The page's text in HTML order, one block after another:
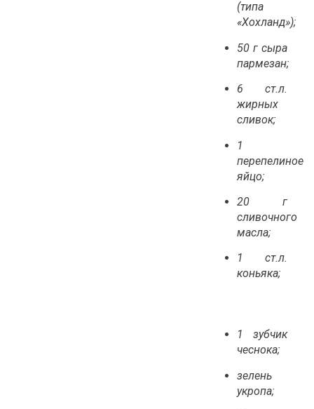
(типа
«Хохланд»);
50 г сыра
пармезан;
6 ст.л.
жирных
сливок;
1
перепелиное
яйцо;
20 г
сливочного
масла;
1 ст.л.
коньяка;
1 зубчик
чеснока;
зелень
укропа;